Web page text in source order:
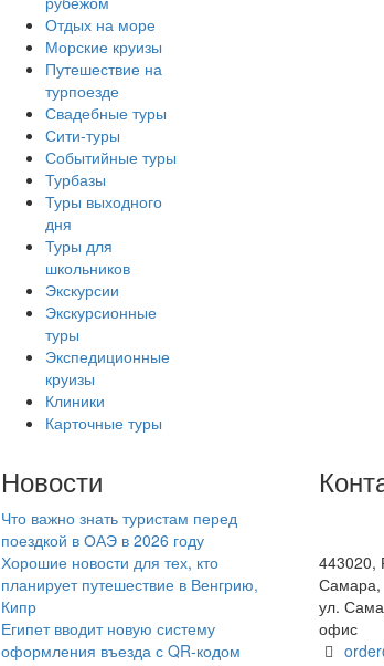
Отдых на море
Морские круизы
Путешествие на
турпоезде
Свадебные туры
Сити-туры
Событийные туры
Турбазы
Туры выходного
дня
Туры для
школьников
Экскурсии
Экскурсионные
туры
Экспедиционные
круизы
Клиники
Карточные туры
Новости
Что важно знать туристам перед
поездкой в ОАЭ в 2026 году
Хорошие новости для тех, кто
планирует путешествие в Венгрию,
Кипр
Египет вводит новую систему
оформления въезда с QR-кодом
443020,
Самара,
ул.
офис